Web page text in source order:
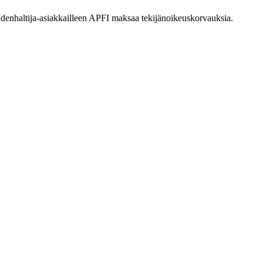
asiakkailleen APFI maksaa tekijänoikeuskorvauksia.